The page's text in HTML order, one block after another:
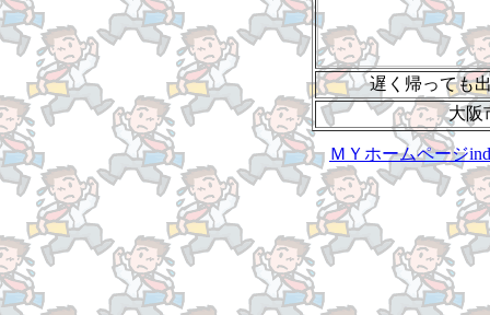
遅く帰っても
大阪
ＭＹホームページ